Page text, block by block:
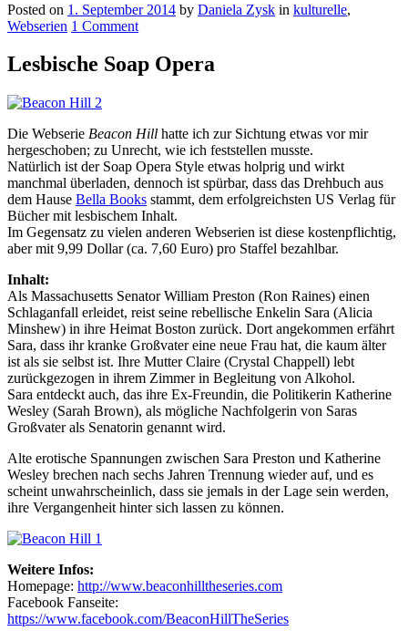
Posted on 1. September 2014 by Daniela Zysk in kulturelle,
Webserien 1 Comment
Lesbische Soap Opera
Die Webserie Beacon Hill hatte ich zur Sichtung etwas vor mir
hergeschoben; zu Unrecht, wie ich feststellen musste.
Natürlich ist der Soap Opera Style etwas holprig und wirkt
manchmal überladen, dennoch ist spürbar, dass das Drehbuch aus
dem Hause Bella Books stammt, dem erfolgreichsten US Verlag für
Bücher mit lesbischem Inhalt.
Im Gegensatz zu vielen anderen Webserien ist diese kostenpflichtig,
aber mit 9,99 Dollar (ca. 7,60 Euro) pro Staffel bezahlbar.
Inhalt:
Als Massachusetts Senator William Preston (Ron Raines) einen
Schlaganfall erleidet, reist seine rebellische Enkelin Sara (Alicia
Minshew) in ihre Heimat Boston zurück. Dort angekommen erfährt
Sara, dass ihr kranke Großvater eine neue Frau hat, die kaum älter
ist als sie selbst ist. Ihre Mutter Claire (Crystal Chappell) lebt
zurückgezogen in ihrem Zimmer in Begleitung von Alkohol.
Sara entdeckt auch, das ihre Ex-Freundin, die Politikerin Katherine
Wesley (Sarah Brown), als mögliche Nachfolgerin von Saras
Großvater als Senatorin genannt wird.
Alte erotische Spannungen zwischen Sara Preston und Katherine
Wesley brechen nach sechs Jahren Trennung wieder auf, und es
scheint unwahrscheinlich, dass sie jemals in der Lage sein werden,
ihre Vergangenheit hinter sich lassen zu können.
Weitere Infos:
Homepage: http://www.beaconhilltheseries.com
Facebook Fanseite:
https://www.facebook.com/BeaconHillTheSeries